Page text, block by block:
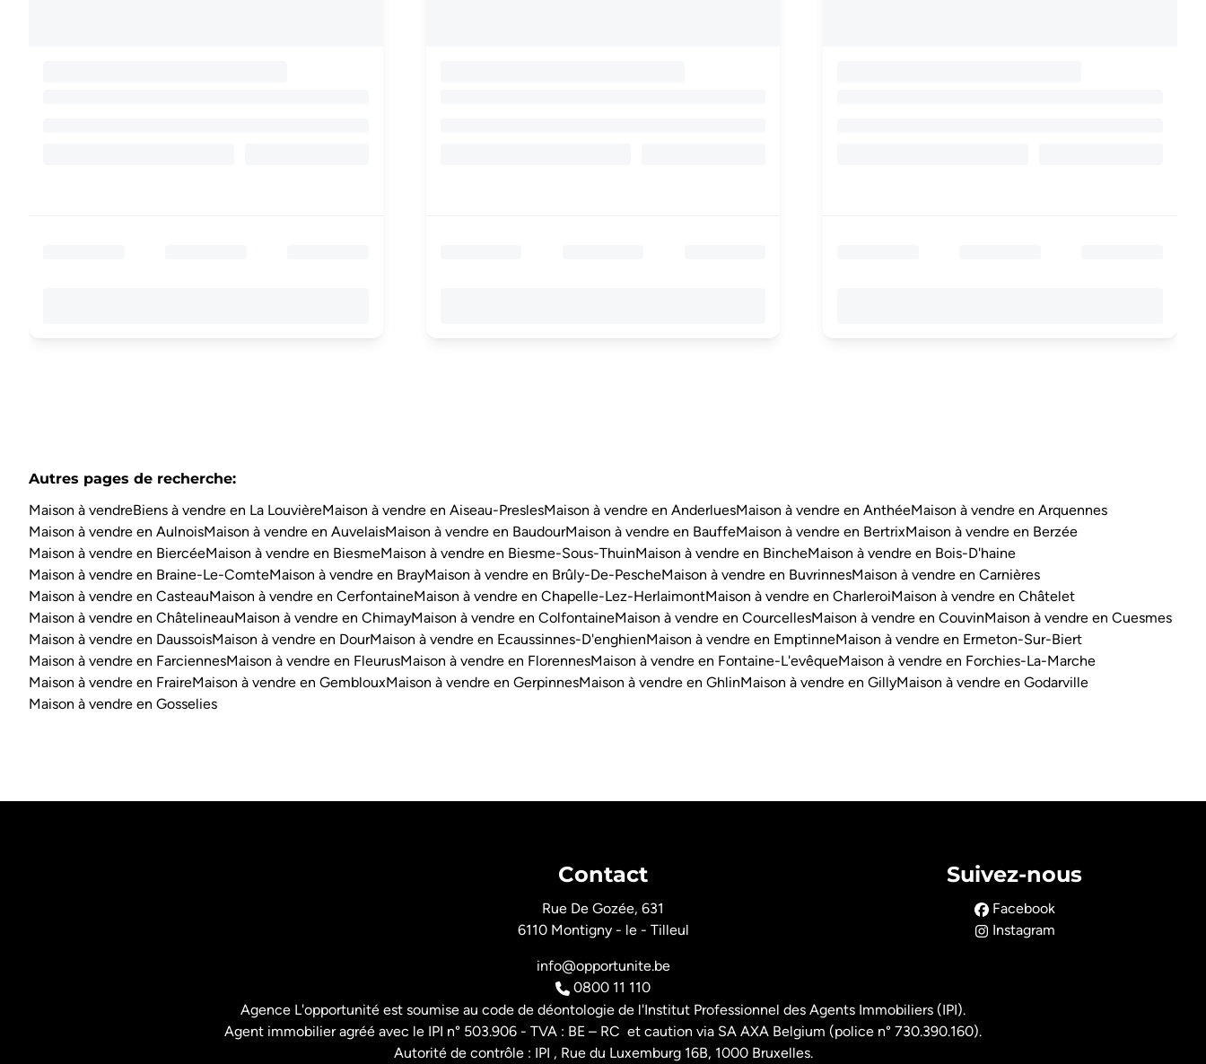
Autres pages de recherche:
Maison à vendreBiens à vendre en La LouvièreMaison à vendre en Aiseau-PreslesMaison à vendre en AnderluesMaison à vendre en AnthéeMaison à vendre en Arquennes
Maison à vendre en AulnoisMaison à vendre en AuvelaisMaison à vendre en BaudourMaison à vendre en BauffeMaison à vendre en BertrixMaison à vendre en Berzée
Maison à vendre en BiercéeMaison à vendre en BiesmeMaison à vendre en Biesme-Sous-ThuinMaison à vendre en BincheMaison à vendre en Bois-D'haine
Maison à vendre en Braine-Le-ComteMaison à vendre en BrayMaison à vendre en Brûly-De-PescheMaison à vendre en BuvrinnesMaison à vendre en Carnières
Maison à vendre en CasteauMaison à vendre en CerfontaineMaison à vendre en Chapelle-Lez-HerlaimontMaison à vendre en CharleroiMaison à vendre en Châtelet
Maison à vendre en ChâtelineauMaison à vendre en ChimayMaison à vendre en ColfontaineMaison à vendre en CourcellesMaison à vendre en CouvinMaison à vendre en Cuesmes
Maison à vendre en DaussoisMaison à vendre en DourMaison à vendre en Ecaussinnes-D'enghienMaison à vendre en EmptinneMaison à vendre en Ermeton-Sur-Biert
Maison à vendre en FarciennesMaison à vendre en FleurusMaison à vendre en FlorennesMaison à vendre en Fontaine-L'evêqueMaison à vendre en Forchies-La-Marche
Maison à vendre en FraireMaison à vendre en GemblouxMaison à vendre en GerpinnesMaison à vendre en GhlinMaison à vendre en GillyMaison à vendre en Godarville
Maison à vendre en Gosselies
Contact
Rue De Gozée, 631
6110 Montigny - le - Tilleul
info@opportunite.be
0800 11 110
Suivez-nous
Facebook
Instagram
Agence L'opportunité est soumise au code de déontologie de l'Institut Professionnel des Agents Immobiliers (IPI).
Agent immobilier agréé avec le IPI n° 503.906 - TVA : BE – RC et caution via SA AXA Belgium (police n° 730.390.160).
Autorité de contrôle : IPI , Rue du Luxemburg 16B, 1000 Bruxelles.